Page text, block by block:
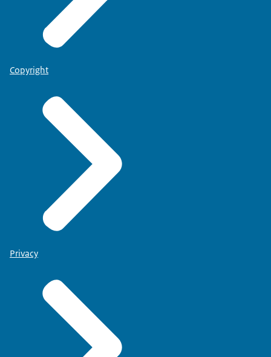
Copyright
Privacy